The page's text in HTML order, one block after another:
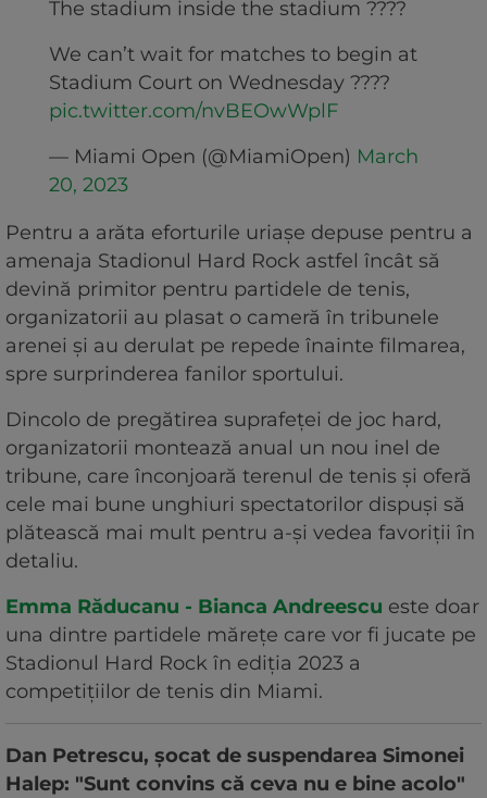
The stadium inside the stadium ????
We can’t wait for matches to begin at
Stadium Court on Wednesday ????
pic.twitter.com/nvBEOwWplF
— Miami Open (@MiamiOpen) March
20, 2023
Pentru a arăta eforturile uriașe depuse pentru a
amenaja Stadionul Hard Rock astfel încât să
devină primitor pentru partidele de tenis,
organizatorii au plasat o cameră în tribunele
arenei și au derulat pe repede înainte filmarea,
spre surprinderea fanilor sportului.
Dincolo de pregătirea suprafeței de joc hard,
organizatorii montează anual un nou inel de
tribune, care înconjoară terenul de tenis și oferă
cele mai bune unghiuri spectatorilor dispuși să
plătească mai mult pentru a-și vedea favoriții în
detaliu.
Emma Răducanu - Bianca Andreescu este doar
una dintre partidele mărețe care vor fi jucate pe
Stadionul Hard Rock în ediția 2023 a
competițiilor de tenis din Miami.
Dan Petrescu, șocat de suspendarea Simonei
Halep: "Sunt convins că ceva nu e bine acolo"